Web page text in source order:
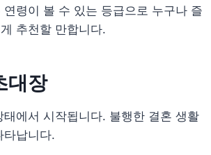
령이 볼 수 있는 등급으로 누구나 즐
추천할 만합니다.
대장
에서 시작됩니다. 불행한 결혼 생활
타납니다.